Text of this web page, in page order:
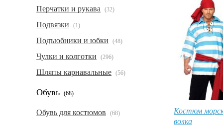
Перчатки и рукава (32)
Подвязки (1)
Подъюбники и юбки (48)
Чулки и колготки (296)
Шляпы карнавальные (56)
Обувь (68)
Обувь для костюмов (68)
Костюм
волка